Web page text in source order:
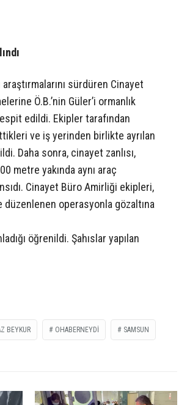
sürdüren Cinayet
Ö.B.’nin Güler’i ormanlık
edildi. Ekipler tarafından
ve iş yerinden birlikte ayrılan
Daha sonra, cinayet zanlısı,
metre yakında aynı araç
Cinayet Büro Amirliği ekipleri,
düzenlenen operasyonla gözaltına
öğrenildi. Şahıslar yapılan
BEYKUR OHABERNEYDI SAMSUN